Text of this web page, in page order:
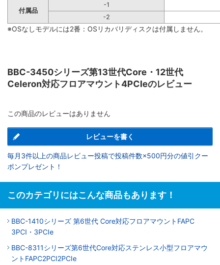
付属品
-1
-2
※OSなしモデルには2番：OSリカバリディスクは付属しません。
BBC-3450シリーズ第13世代Core・12世代
Celeron対応フロアマウント4PCIeのレビュー
この商品のレビューはありません
レビューを書く
毎月3件以上の商品レビュー投稿で投稿件数×500円分の値引クー
ポンプレゼント！
このカテゴリにはこんな商品もあります！
BBC-1410シリーズ 第6世代 Core対応フロアマウントFAPC
3PCI・3PCIe
BBC-8311シリーズ第6世代Core対応ステンレス小型フロアマウ
ントFAPC2PCI2PCIe